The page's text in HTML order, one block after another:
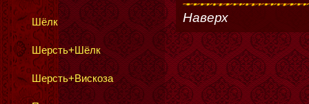
Шёлк
Шерсть+Шёлк
Шерсть+Вискоза
Наверх